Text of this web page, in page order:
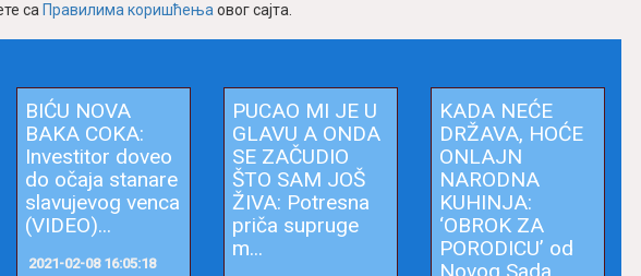
са Правилима коришћења овог сајта.
BIĆU NOVA
BAKA COKA:
Investitor doveo
PUCAO MI JE U
GLAVU A ONDA
SE ZAČUDIO
ŠTO SAM JOŠ
ŽIVA: Potresna
priča supruge
m...
KADA NEĆE
DRŽAVA, HOĆE
ONLAJN
NARODNA
KUHINJA:
‘OBROK ZA
PORODICU’ od